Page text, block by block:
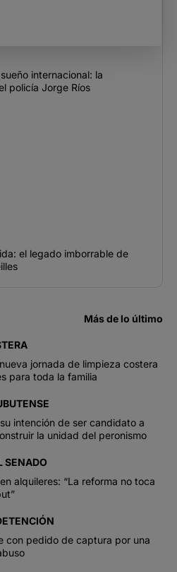
internacional: la
policía Jorge Ríos
el legado imborrable de
Más de lo último
jornada de limpieza costera
para toda la familia
intención de ser candidato a
la unidad del peronismo
SENADO
alquileres: “La reforma no toca
con pedido de captura por una